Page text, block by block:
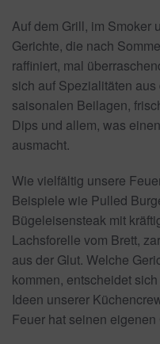
Auf dem Grill, im Smoker
Gerichte, die nach
raffiniert, mal
sich auf Spezialitäten
saisonalen Beilagen,
Dips und allem, was
ausmacht.
Wie vielfältig unsere
Beispiele wie Pulled
Bügeleisensteak mit
Lachsforelle vom Brett,
aus der Glut. Welche
kommen, entscheidet
Ideen unserer
Feuer hat seinen eigenen